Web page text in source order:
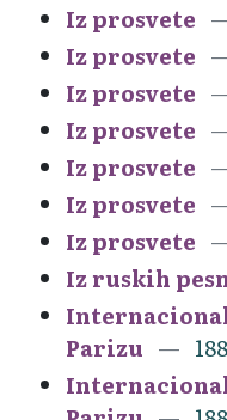
Iz prosvete
Iz prosvete
Iz prosvete
Iz prosvete
Iz prosvete
Iz prosvete
Iz prosvete
Iz ruskih
Parizu